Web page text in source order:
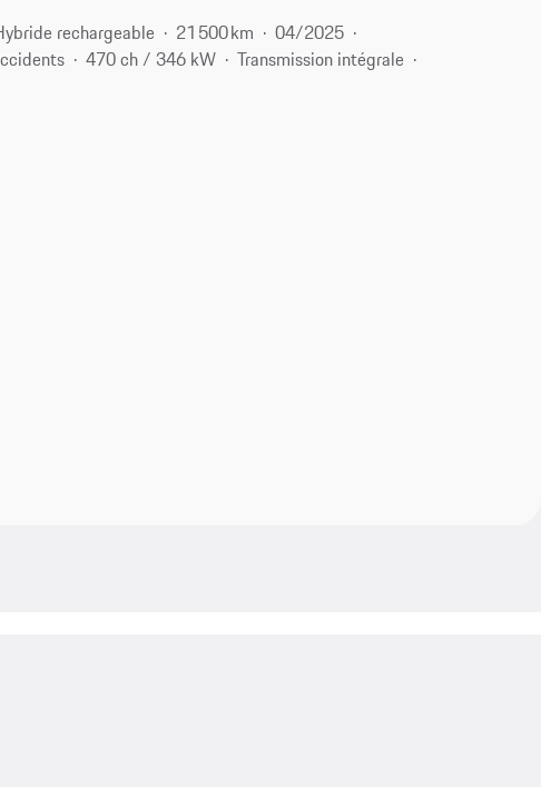
rechargeable 21 500 km
04/2025
470 ch / 346 kW
Transmission intégrale